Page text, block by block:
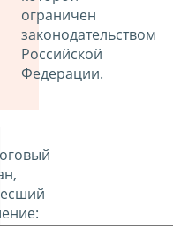
ограничен
законодательством
Российской
Федерации.